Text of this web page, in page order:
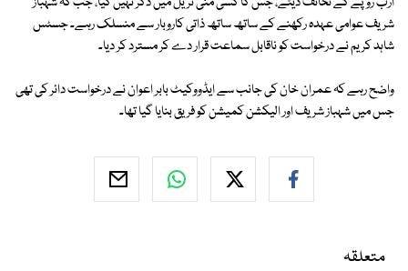
شریف عوامی عہدہ رکھنے کے ساتھ ساتھ ذاتی کاروبار سے منسلک رہے۔ جسٹس
شاہد کریم نے درخواست کو ناقابل سماعت قرار دے کر مسترد کر دیا۔
واضح رہے کہ عمران خان کی جانب سے ایڈووکیٹ بابر اعوان نے درخواست دائر کی تھی
جس میں شہباز شریف اور الیکشن کمیشن کو فریق بنایا گیا تھا۔
متعلقہ